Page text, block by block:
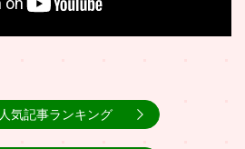
人気記事ランキング